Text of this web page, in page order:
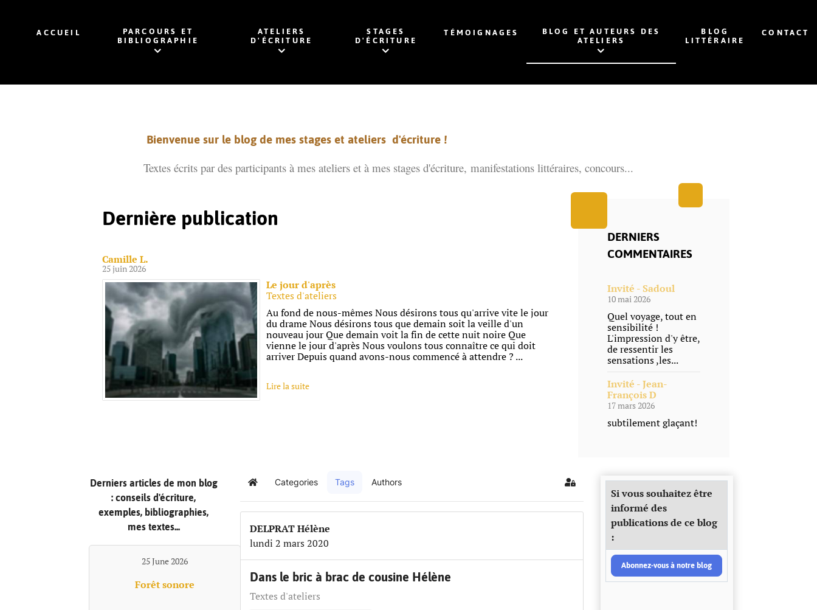
ACCUEIL
PARCOURS ET
BIBLIOGRAPHIE
ATELIERS
D'ÉCRITURE
STAGES
D'ÉCRITURE
TÉMOIGNAGES
BLOG ET AUTEURS DES
ATELIERS
BLOG
LITTÉRAIRE
CONTACT
Bienvenue sur le blog de mes stages et ateliers d'écriture !
Textes écrits par des participants à mes ateliers et à mes stages d'écriture, manifestations littéraires, concours...
Dernière publication
Camille L.
25 juin 2026
Le jour d'après
Textes d'ateliers
Au fond de nous-mêmes Nous désirons tous qu'arrive vite le jour
du drame Nous désirons tous que demain soit la veille d'un
nouveau jour Que demain voit la fin de cette nuit noire Que
vienne le jour d'après Nous voulons tous connaître ce qui doit
arriver Depuis quand avons-nous commencé à attendre ? ...
Lire la suite
DERNIERS
COMMENTAIRES
Invité - Sadoul
10 mai 2026
Quel voyage, tout en
sensibilité !
L'impression d'y être,
de ressentir les
sensations ,les...
Invité - Jean-
François D
17 mars 2026
subtilement glaçant!
Derniers articles de mon blog
: conseils d'écriture,
exemples, bibliographies,
mes textes...
25 June 2026
Forêt sonore
Home Categories Tags Authors Sign In
DELPRAT Hélène
lundi 2 mars 2020
Dans le bric à brac de cousine Hélène
Textes d'ateliers
Si vous souhaitez être
informé des
publications de ce blog
:
Abonnez-vous à notre blog